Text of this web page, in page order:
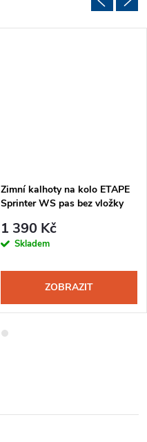
Zimní kalhoty na kolo ETAPE
Sprinter WS pas bez vložky
1 390 Kč
Skladem
ZOBRAZIT